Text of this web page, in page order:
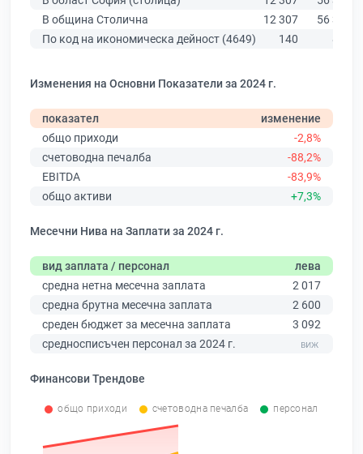
В община Столична
12 307
56 378
По код на икономическа дейност (4649)
140 874
Изменения на Основни Показатели за 2024 г.
показател
изменение
общо приходи
-2,8%
счетоводна печалба
-88,2%
EBITDA
-83,9%
общо активи
+7,3%
Месечни Нива на Заплати за 2024 г.
вид заплата / персонал
лева
средна нетна месечна заплата
2 017
средна брутна месечна заплата
2 600
среден бюджет за месечна заплата
3 092
средносписъчен персонал за 2024 г.
Финансови Трендове
общо приходи счетоводна печалба персонал